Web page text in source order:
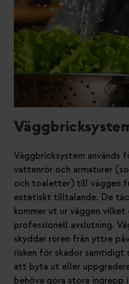
Väggbricksystem används
vattenrör och armaturer
och toaletter) till väggen
estetiskt tilltalande. De
kommer ut ur väggen vilket
professionell avslutning.
skyddar rören från yttre
risken för skador samtidigt
att byta ut eller
behöva göra stora ingrepp